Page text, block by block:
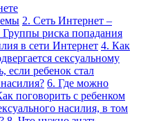
2. Сеть Интернет –
Группы риска попадания
в сети Интернет 4. Как
сексуальному
если ребенок стал
6. Где можно
поговорить с ребенком
насилия, в том